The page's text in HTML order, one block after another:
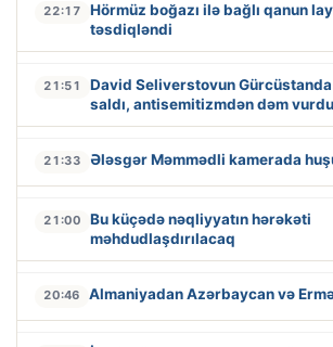
22:17
Hörmüz boğazı ilə bağlı qanun
təsdiqləndi
21:51
David Seliverstovun
saldı, antisemitizmdən dəm vurdu
21:33 Ələsgər Məmmədli kamerada
21:00
Bu küçədə nəqliyyatın hərəkəti
məhdudlaşdırılacaq
20:46 Almaniyadan Azərbaycan və